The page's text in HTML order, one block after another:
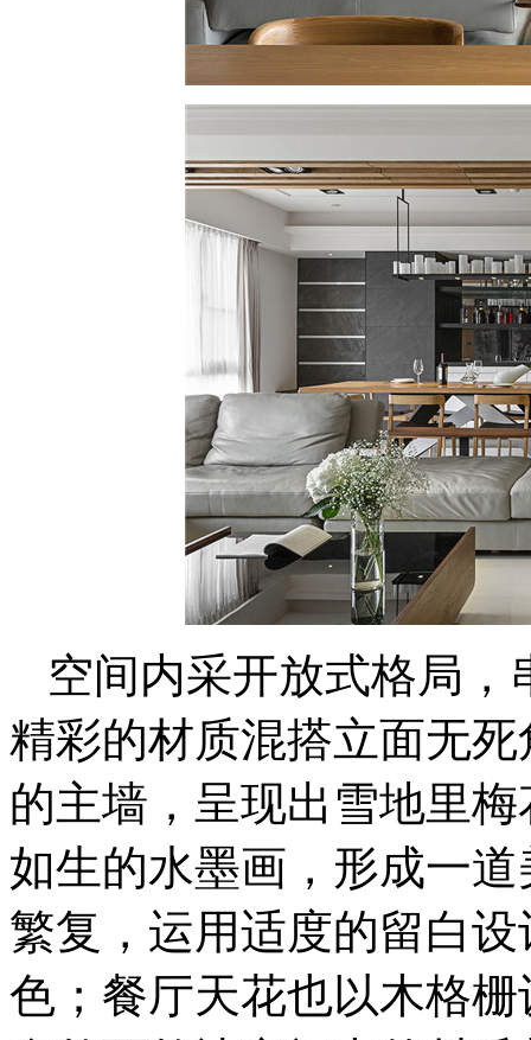
空间内采开放式格局
精彩的材质混搭立面无
的主墙，呈现出雪地里
如生的水墨画，形成一
繁复，运用适度的留白
色；餐厅天花也以木格